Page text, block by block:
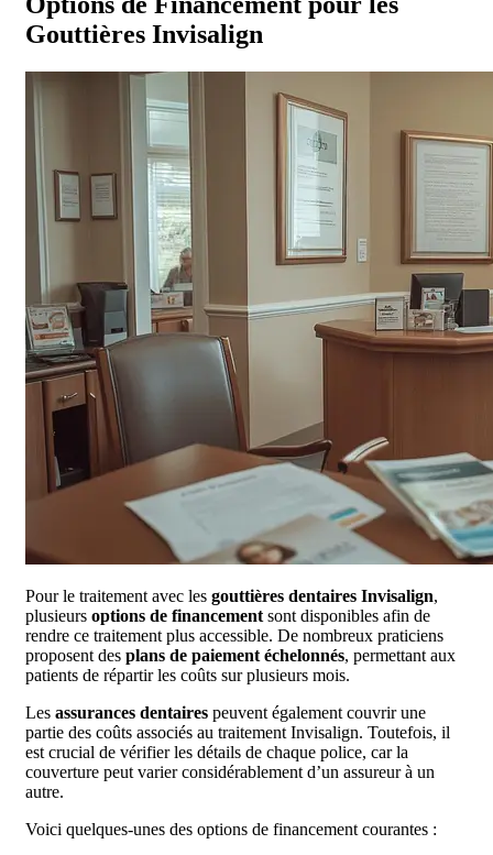
Gouttières Invisalign
Pour le traitement avec les gouttières dentaires Invisalign,
plusieurs options de financement sont disponibles afin de
rendre ce traitement plus accessible. De nombreux praticiens
proposent des plans de paiement échelonnés, permettant aux
patients de répartir les coûts sur plusieurs mois.
Les assurances dentaires peuvent également couvrir une
partie des coûts associés au traitement Invisalign. Toutefois, il
est crucial de vérifier les détails de chaque police, car la
couverture peut varier considérablement d’un assureur à un
autre.
Voici quelques-unes des options de financement courantes :